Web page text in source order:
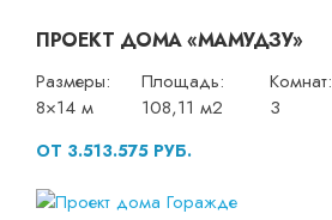
ПРОЕКТ ДОМА «МАМУДЗУ»
Размеры:
8×14 м
Площадь:
108,11 м2
Комнат:
3
ОТ 3.513.575 РУБ.